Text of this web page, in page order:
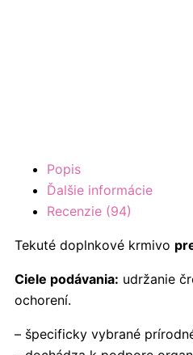
Popis
Ďalšie informácie
Recenzie (94)
Tekuté doplnkové krmivo
Ciele podávania: udržanie
ochorení.
– špecificky vybrané